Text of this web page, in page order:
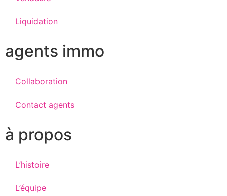
Liquidation
agents immo
Collaboration
Contact agents
à propos
L’histoire
L’équipe